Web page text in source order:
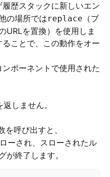
履歴スタックに新しいエン
の場所ではreplace （ブ
URLを置換）を使用しま
ことで、この動作をオー
ポーネントで使用された
返しません。
を呼び出すと、
ーされ、スローされたル
が終了します。